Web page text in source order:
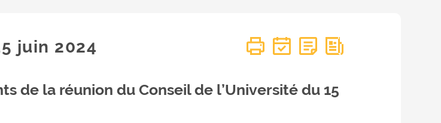
juin 2024
de la réunion du Conseil de l’Université du 15